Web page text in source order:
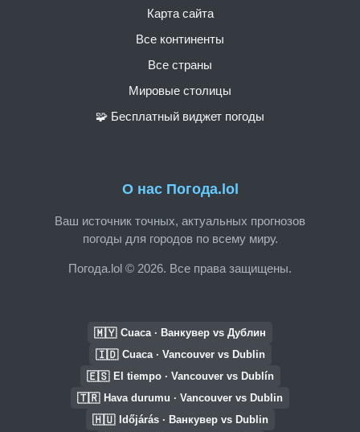
О нас Погода.lol
Ваш источник точных, актуальных прогнозов
погоды для городов по всему миру.
Погода.lol © 2026. Все права защищены.
Карта сайта
Все континенты
Все страны
Мировые столицы
🧩 Бесплатный виджет погоды
🇲🇾 Cuaca · Ванкувер vs Дублин
🇮🇩 Cuaca · Vancouver vs Dublin
🇪🇸 El tiempo · Vancouver vs Dublín
🇹🇷 Hava durumu · Vancouver vs Dublin
🇭🇺 Időjárás · Ванкувер vs Dublin